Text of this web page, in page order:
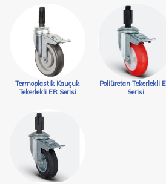
Termoplastik Kauçuk
Tekerlekli ER Serisi
Poliüretan Tekerlekli
Serisi